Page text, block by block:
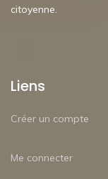
citoyenne.
Liens
Créer un compte
Me connecter